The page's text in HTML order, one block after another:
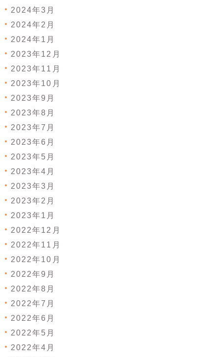
2024年3月
2024年2月
2024年1月
2023年12月
2023年11月
2023年10月
2023年9月
2023年8月
2023年7月
2023年6月
2023年5月
2023年4月
2023年3月
2023年2月
2023年1月
2022年12月
2022年11月
2022年10月
2022年9月
2022年8月
2022年7月
2022年6月
2022年5月
2022年4月